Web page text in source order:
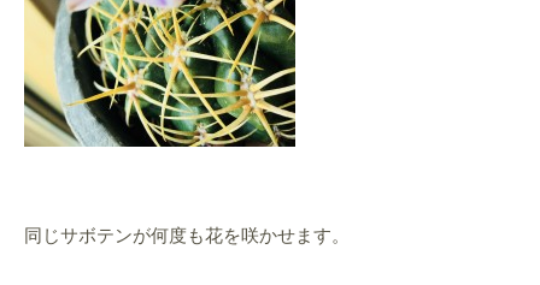
同じサボテンが何度も花を咲かせます。